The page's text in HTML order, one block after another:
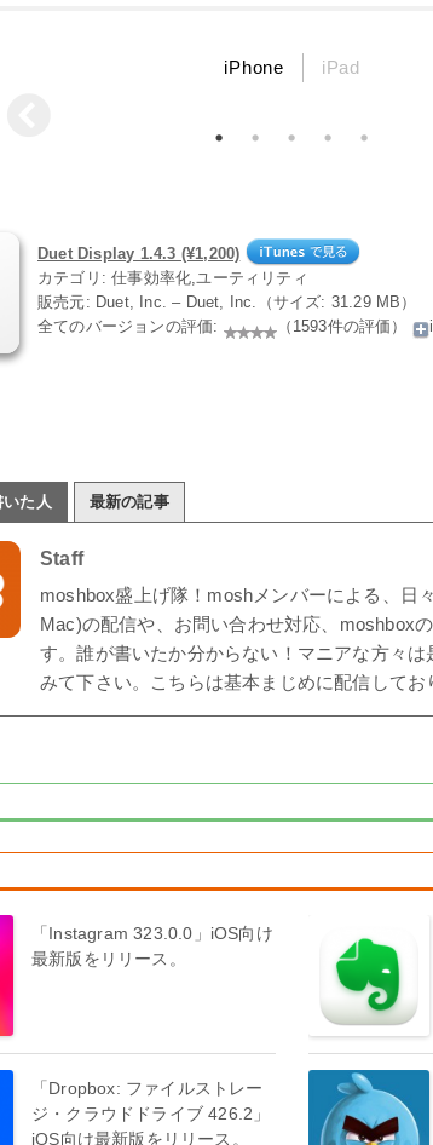
iPhone iPad
Duet Display 1.4.3 (¥1,200)
カテゴリ: 仕事効率化,ユーティリティ
販売元: Duet, Inc. – Duet, Inc.（サイズ: 31.29 MB）
全てのバージョンの評価:
（1593件の評価）
た人 最新の記事
Staff
moshbox盛上げ隊！moshメンバーによる、日
Mac)の配信や、お問い合わせ対応、moshbox
す。誰が書いたか分からない！マニアな方々は
みて下さい。こちらは基本まじめに配信してお
「Instagram 323.0.0」iOS向け
最新版をリリース。
「Dropbox: ファイルストレー
ジ・クラウドドライブ 426.2」
iOS向け最新版をリリース。